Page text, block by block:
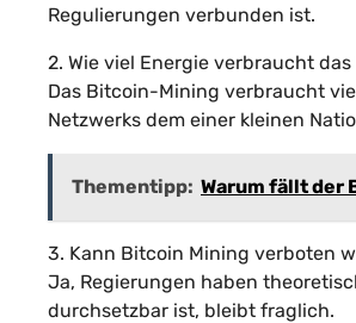
Regulierungen verbunden ist.
2. Wie viel Energie verbraucht
Das Bitcoin-Mining verbraucht
Netzwerks dem einer kleinen
Thementipp: Warum fällt der
3. Kann Bitcoin Mining verboten
Ja, Regierungen haben
durchsetzbar ist, bleibt fraglich.